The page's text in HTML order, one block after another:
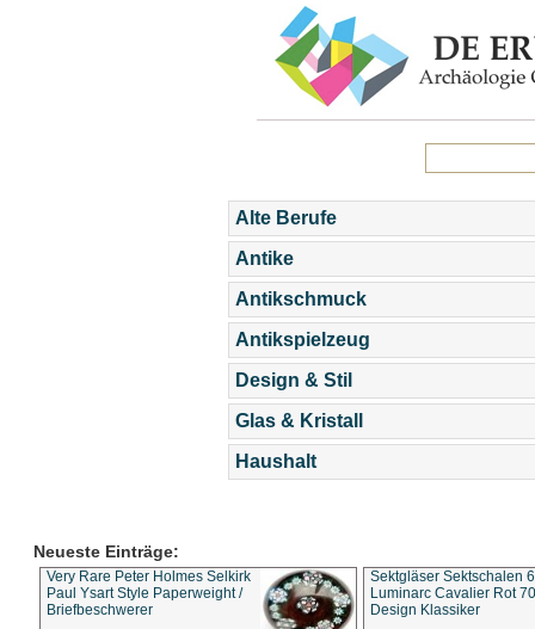
Alte Berufe
Antike
Antikschmuck
Antikspielzeug
Design & Stil
Glas & Kristall
Haushalt
Neueste Einträge:
Very Rare Peter Holmes Selkirk
Paul Ysart Style Paperweight /
Briefbeschwerer
Sektgläser Sektschalen
Luminarc Cavalier Rot
Design Klassiker